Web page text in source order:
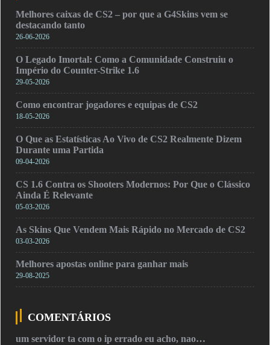
Melhores caixas de CS2 – por que a G4Skins vem se
destacando tanto
26-06-2026
O Legado Imortal: Como a Comunidade Construiu o
Império do Counter-Strike 1.6
29-05-2026
Como encontrar jogadores e equipas de CS2
18-05-2026
O Que as Estatísticas Ao Vivo de CS2 Realmente Dizem
Durante uma Partida
09-04-2026
CS 1.6 Contra os Shooters Modernos: Por Que o Clássico
Ainda É Relevante
05-03-2026
As Skins Que Vendem Mais Rápido no Mercado de CS2
03-03-2026
Melhores apostas online para ganhar mais
29-08-2025
COMENTÁRIOS
um servidor ta com o ip errado eu acho, nao…